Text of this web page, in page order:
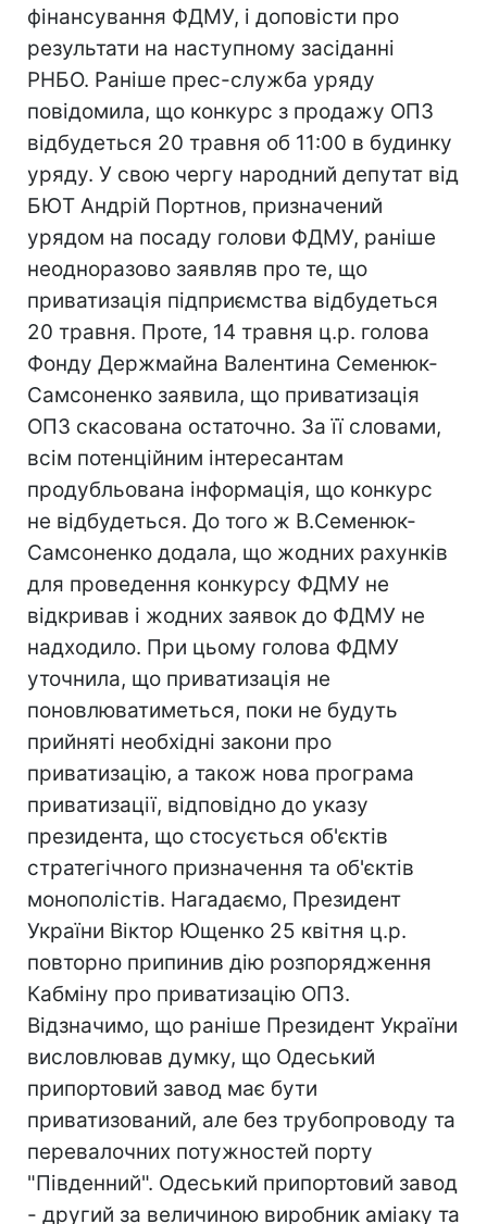
фінансування ФДМУ, і доповісти про
результати на наступному засіданні
РНБО. Раніше прес-служба уряду
повідомила, що конкурс з продажу ОПЗ
відбудеться 20 травня об 11:00 в будинку
уряду. У свою чергу народний депутат від
БЮТ Андрій Портнов, призначений
урядом на посаду голови ФДМУ, раніше
неодноразово заявляв про те, що
приватизація підприємства відбудеться
20 травня. Проте, 14 травня ц.р. голова
Фонду Держмайна Валентина Семенюк-
Самсоненко заявила, що приватизація
ОПЗ скасована остаточно. За її словами,
всім потенційним інтересантам
продубльована інформація, що конкурс
не відбудеться. До того ж В.Семенюк-
Самсоненко додала, що жодних рахунків
для проведення конкурсу ФДМУ не
відкривав і жодних заявок до ФДМУ не
надходило. При цьому голова ФДМУ
уточнила, що приватизація не
поновлюватиметься, поки не будуть
прийняті необхідні закони про
приватизацію, а також нова програма
приватизації, відповідно до указу
президента, що стосується об'єктів
стратегічного призначення та об'єктів
монополістів. Нагадаємо, Президент
України Віктор Ющенко 25 квітня ц.р.
повторно припинив дію розпорядження
Кабміну про приватизацію ОПЗ.
Відзначимо, що раніше Президент України
висловлював думку, що Одеський
припортовий завод має бути
приватизований, але без трубопроводу та
перевалочних потужностей порту
"Південний". Одеський припортовий завод
- другий за величиною виробник аміаку та